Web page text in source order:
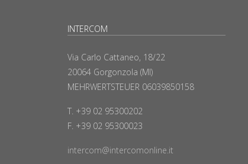
INTERCOM
Via Carlo Cattaneo, 18/22
20064 Gorgonzola (MI)
MEHRWERTSTEUER 06039850158
T. +39 02 95300202
F. +39 02 95300023
intercom@intercomonline.it